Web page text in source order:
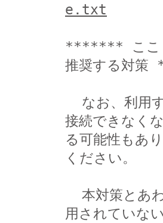
e.txt
******* ここ
推奨する対
接続できなく
る可能性もあ
ください。
用されていな